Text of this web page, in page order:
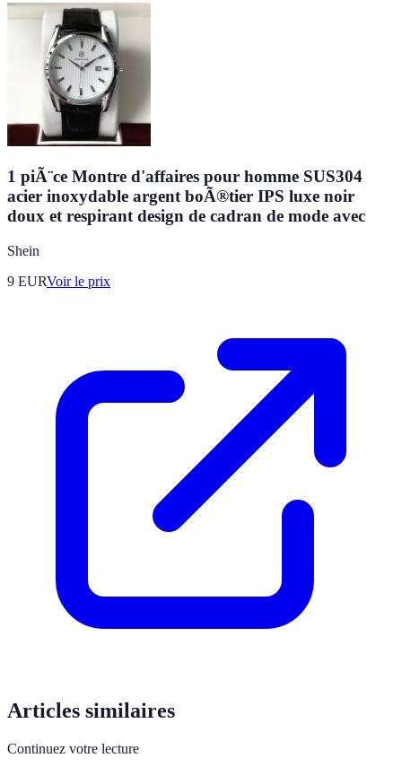
1 piÃ¨ce Montre d'affaires pour homme SUS304
acier inoxydable argent boÃ®tier IPS luxe noir
doux et respirant design de cadran de mode avec
Shein
9 EURVoir le prix
Articles similaires
Continuez votre lecture